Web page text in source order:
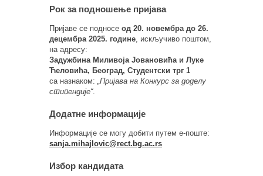
Рок за подношење пријава
Пријаве се подносе од 20. новембра до 26.
децембра 2025. године, искључиво поштом,
на адресу:
Задужбина Миливоја Јовановића и Луке
Ћеловића, Београд, Студентски трг 1
са назнаком: „Пријава на Конкурс за доделу
стипендије“.
Додатне информације
Информације се могу добити путем е-поште:
sanja.mihajlovic@rect.bg.ac.rs
Избор кандидата